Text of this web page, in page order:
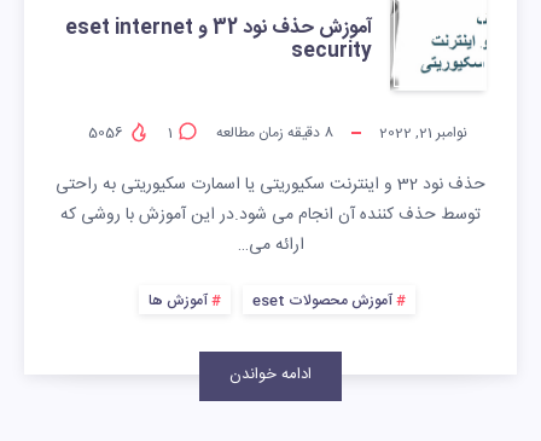
آموزش حذف نود 32 و eset internet
security
نوامبر 21, 2022 8 دقیقه زمان مطالعه 1
حذف نود 32 و اینترنت سکیوریتی یا اسمارت سکیوریتی به راحتی
توسط حذف کننده آن انجام می شود.در این آموزش با روشی که
ارائه می…
آموزش محصولات eset آموزش ها
ادامه خواندن